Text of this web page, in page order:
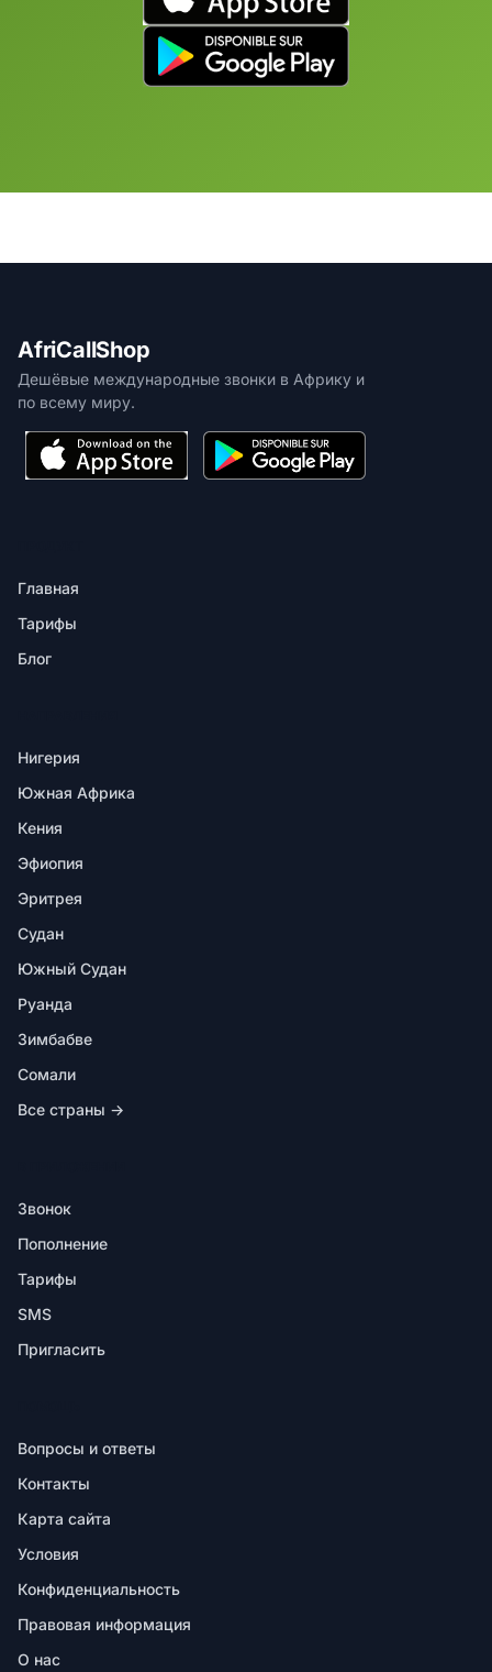
AfriCallShop
Дешёвые международные звонки в Африку и
по всему миру.
Главная
Тарифы
Блог
Нигерия
Южная Африка
Кения
Эфиопия
Эритрея
Судан
Южный Судан
Руанда
Зимбабве
Сомали
Все страны →
Звонок
Пополнение
Тарифы
SMS
Пригласить
Вопросы и ответы
Контакты
Карта сайта
Условия
Конфиденциальность
Правовая информация
О нас